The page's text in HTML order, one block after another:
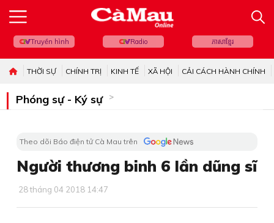
Truyền hình Radio ភាសាខ្មែរ
THỜI SỰ CHÍNH TRỊ KINH TẾ XÃ HỘI CẢI CÁCH HÀNH CHÍNH
Phóng sự - Ký sự
Theo dõi Báo điện tử Cà Mau trên
Người thương binh 6 lần dũng sĩ
28 tháng 04 2018 14:47